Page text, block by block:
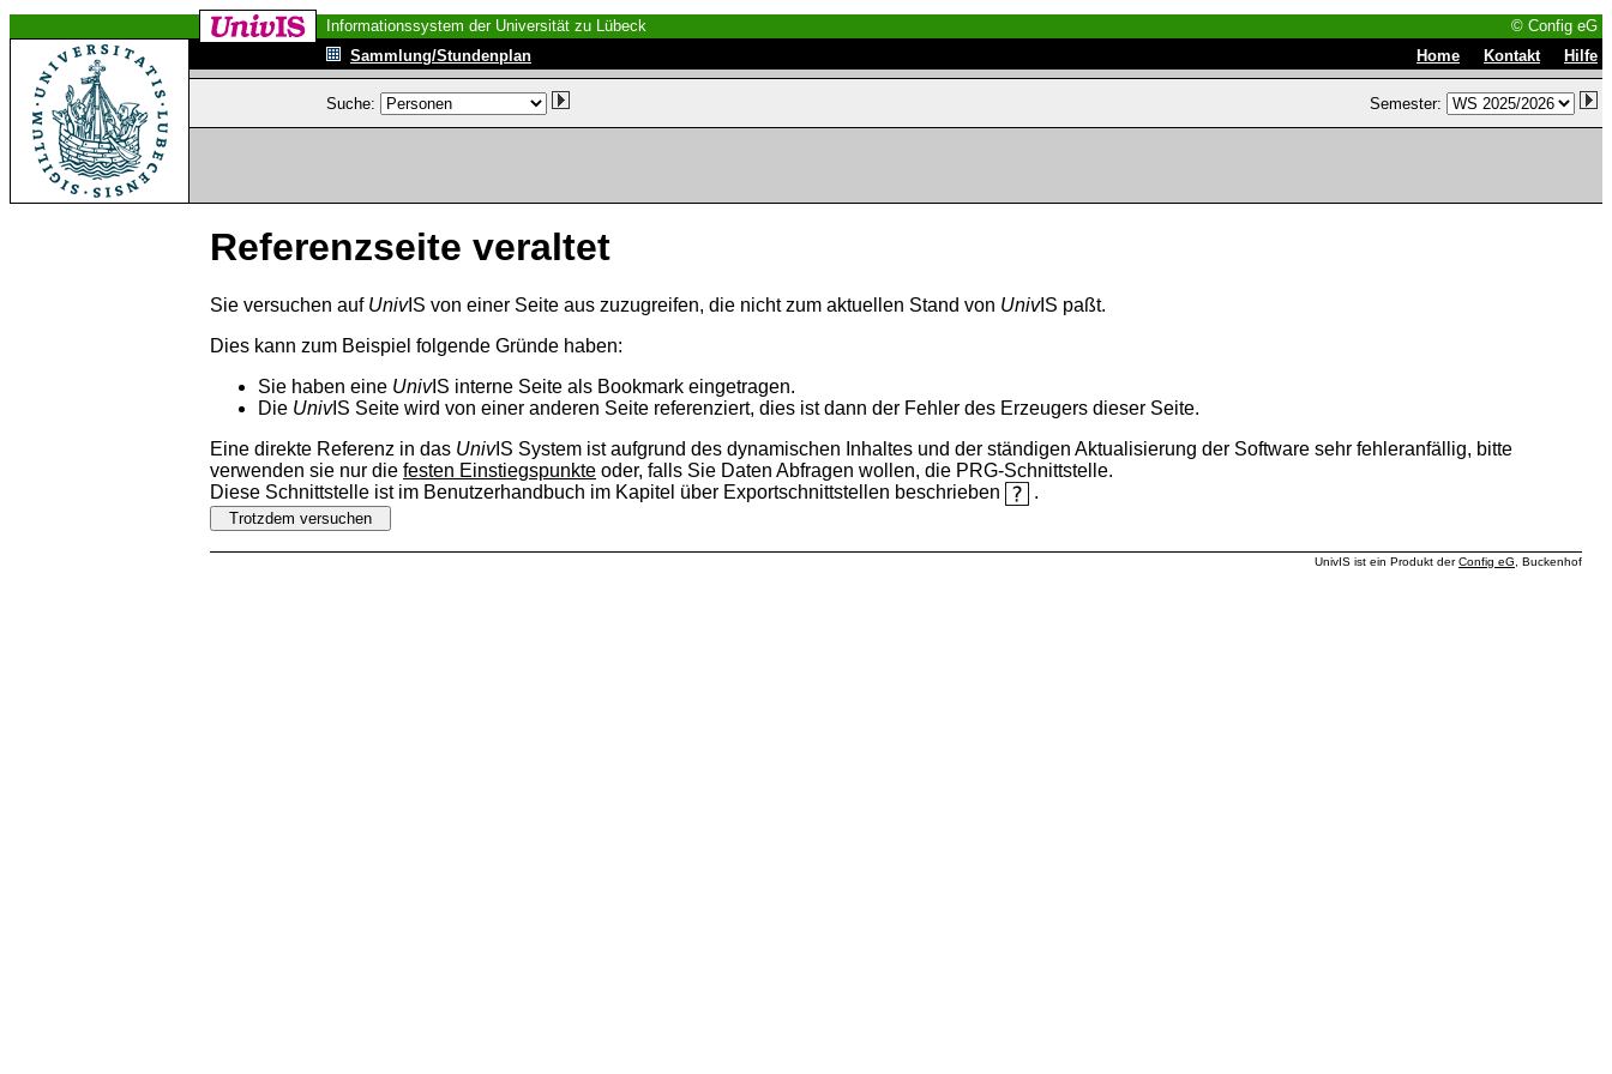
Informationssystem der Universität zu Lübeck
© Config eG
Sammlung/Stundenplan
Home Kontakt Hilfe
Suche: Semester:
Referenzseite veraltet
Sie versuchen auf UnivIS von einer Seite aus zuzugreifen, die nicht zum aktuellen Stand von UnivIS paßt.
Dies kann zum Beispiel folgende Gründe haben:
Sie haben eine UnivIS interne Seite als Bookmark eingetragen.
Die UnivIS Seite wird von einer anderen Seite referenziert, dies ist dann der Fehler des Erzeugers dieser Seite.
Eine direkte Referenz in das UnivIS System ist aufgrund des dynamischen Inhaltes und der ständigen Aktualisierung der Software sehr fehleranfällig, bitte
verwenden sie nur die festen Einstiegspunkte oder, falls Sie Daten Abfragen wollen, die PRG-Schnittstelle.
Diese Schnittstelle ist im Benutzerhandbuch im Kapitel über Exportschnittstellen beschrieben
.
UnivIS ist ein Produkt derConfig eG , Buckenhof